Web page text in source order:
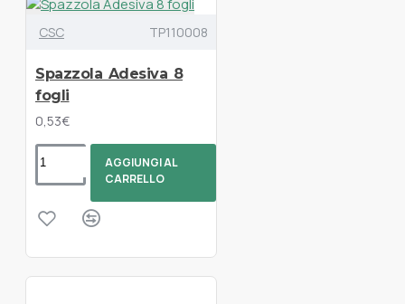
CSC TP110008
Spazzola Adesiva 8
fogli
0,53€
AGGIUNGI AL
CARRELLO